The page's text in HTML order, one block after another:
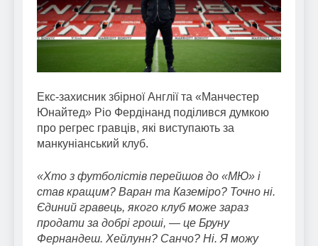
Екс-захисник збірної Англії та «Манчестер
Юнайтед» Ріо Фердінанд поділився думкою
про регрес гравців, які виступають за
манкуніанський клуб.
«Хто з футболістів перейшов до «МЮ» і
став кращим? Варан та Каземіро? Точно ні.
Єдиний гравець, якого клуб може зараз
продати за добрі гроші, — це Бруну
Фернандеш. Хейлунн? Санчо? Ні. Я можу